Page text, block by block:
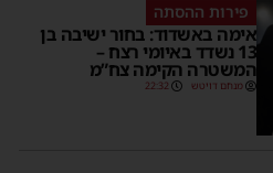
פירות ההסתה
אימה באשדוד: בחור ישיבה בן
13 נשדד באיומי רצח –
המשטרה הקימה צח”מ
מנחם דויטש 22:32